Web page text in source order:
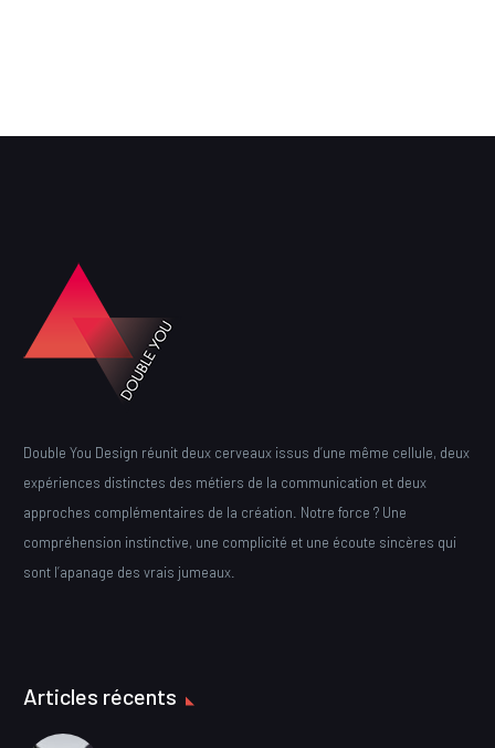
Double You Design réunit deux cerveaux issus d’une même cellule, deux
expériences distinctes des métiers de la communication et deux
approches complémentaires de la création. Notre force ? Une
compréhension instinctive, une complicité et une écoute sincères qui
sont l’apanage des vrais jumeaux.
Articles récents